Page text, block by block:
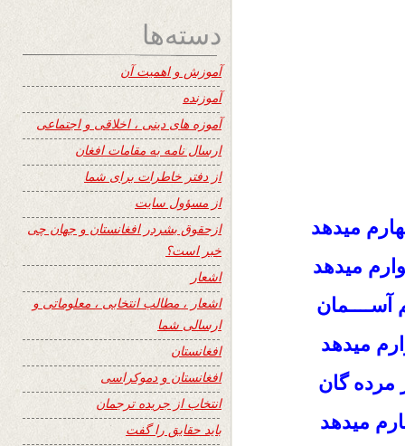
میدهد
میدهد
میدهد
مرده گان
میدهد
دسته‌ها
آموزش و اهمیت آن
آموزنده
آموزه های دینی ، اخلاقی و اجتماعی
ارسال نامه به مقامات افغان
از دفتر خاطرات برای شما
از مسؤول سایت
ازحقوق بشردر افغانستان و جهان چی
خبر است؟
اشعار
اشعار ، مطالب انتخابی ، معلوماتی و
ارسالی شما
افغانستان
افغانستان و دموکراسی
انتخاب از جریده ترجمان
باید حقایق را گفت